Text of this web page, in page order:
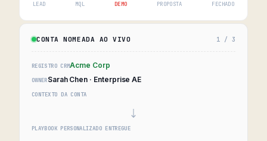
LEAD MQL DEMO PROPOSTA FECHADO
CONTA NOMEADA AO VIVO 1 / 3
REGISTRO CRMAcme Corp
OWNERSarah Chen · Enterprise AE
CONTEXTO DA CONTA
PLAYBOOK PERSONALIZADO ENTREGUE